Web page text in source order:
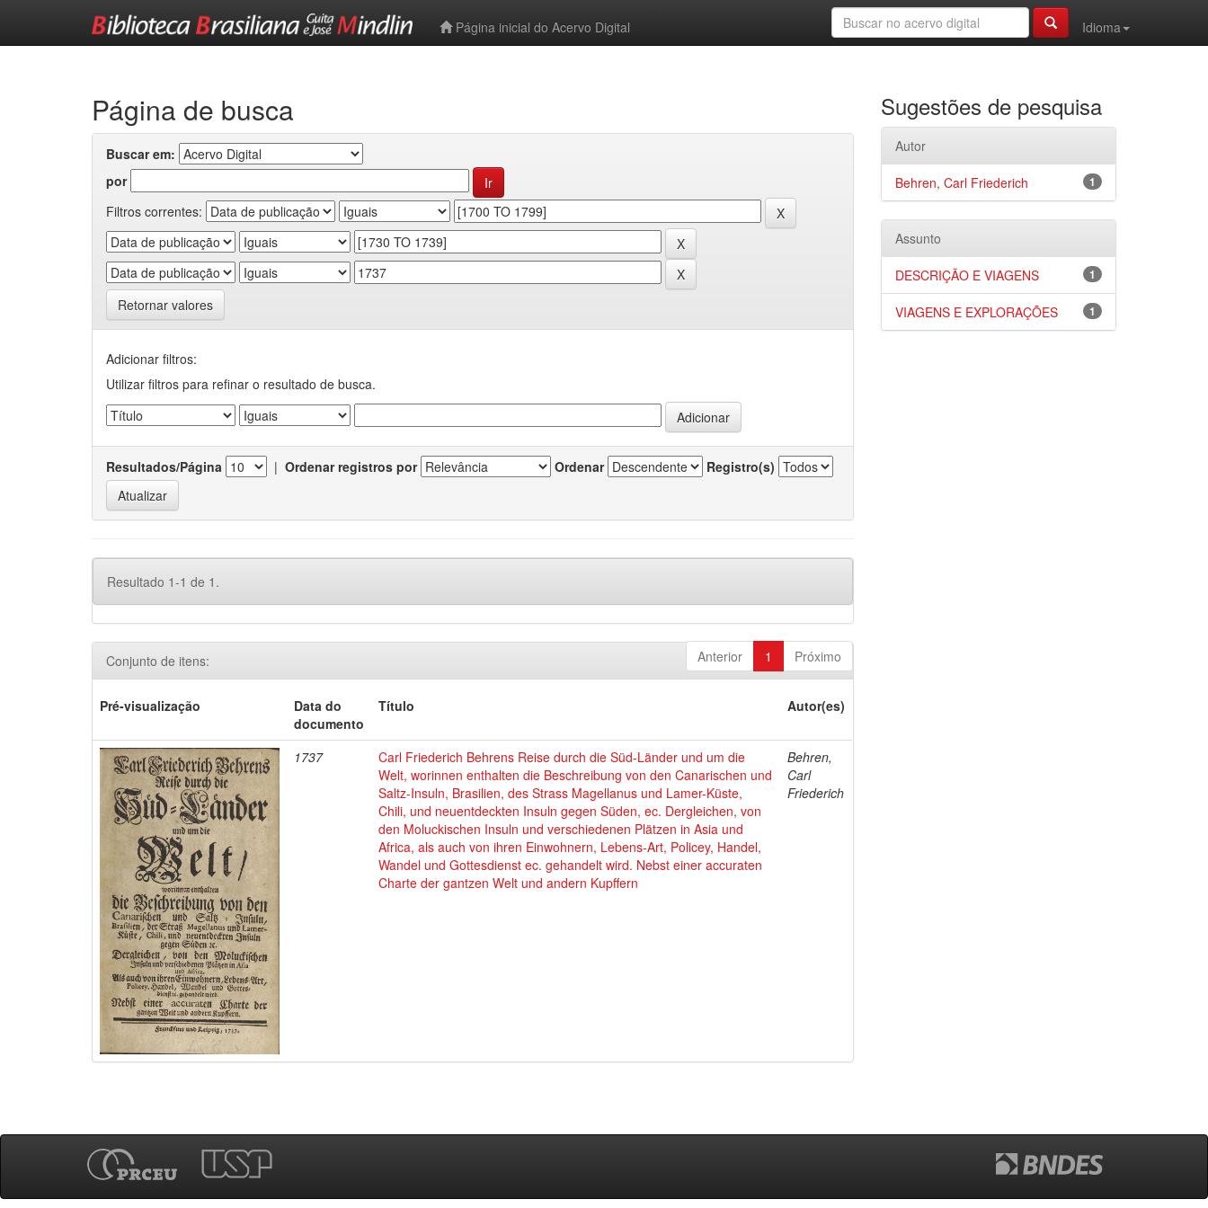
Página inicial do Acervo Digital
Idioma
Página de busca
Buscar em:
por
Filtros correntes:
Retornar valores
Adicionar filtros:
Utilizar filtros para refinar o resultado de busca.
Resultados/Página | Ordenar registros por Ordenar Registro(s)
Resultado 1-1 de 1.
Anterior 1 Próximo
Conjunto de itens:
Pré-visualização
Data do
documento
Título Autor(es)
1737
Carl Friederich Behrens Reise durch die Süd-Länder und um die
Welt, worinnen enthalten die Beschreibung von den Canarischen und
Saltz-Insuln, Brasilien, des Strass Magellanus und Lamer-Küste,
Chili, und neuentdeckten Insuln gegen Süden, ec. Dergleichen, von
den Moluckischen Insuln und verschiedenen Plätzen in Asia und
Africa, als auch von ihren Einwohnern, Lebens-Art, Policey, Handel,
Wandel und Gottesdienst ec. gehandelt wird. Nebst einer accuraten
Charte der gantzen Welt und andern Kupffern
Behren,
Carl
Friederich
Sugestões de pesquisa
Autor
1
Behren, Carl Friederich
Assunto
1
DESCRIÇÃO E VIAGENS
1
VIAGENS E EXPLORAÇÕES